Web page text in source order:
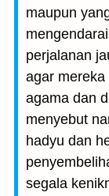
maupun
perjalanan
agar
agama dan
menyebut
hadyu dan
segala